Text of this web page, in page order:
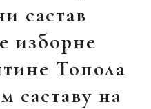
састав
изборне
Топола
саставу на